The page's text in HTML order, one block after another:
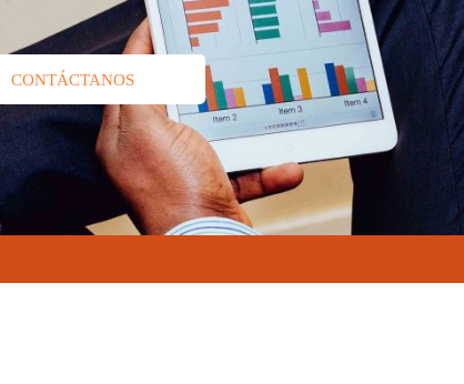
CONTÁCTANOS